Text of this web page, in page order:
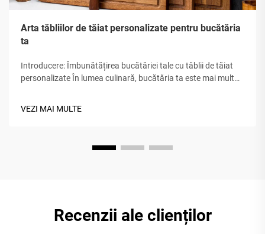
Arta tăbliilor de tăiat personalizate pentru bucătăria
ta
Introducere: Îmbunătățirea bucătăriei tale cu tăblii de tăiat
personalizate În lumea culinară, bucătăria ta este mai mult
VEZI MAI MULTE
Recenzii ale clienților